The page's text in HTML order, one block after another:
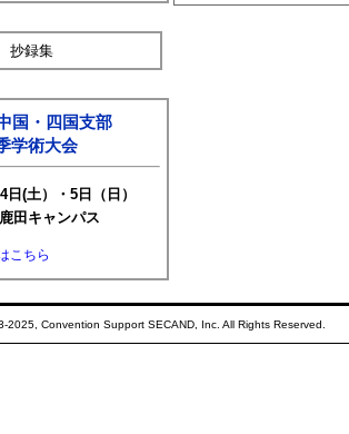
抄録集
国・四国支部
学術大会
日(土）・5日（日）
田キャンパス
こちら
2025, Convention Support SECAND, Inc. All Rights Reserved.